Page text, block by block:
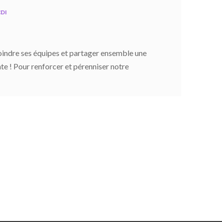
ses équipes et partager ensemble une
! Pour renforcer et pérenniser notre